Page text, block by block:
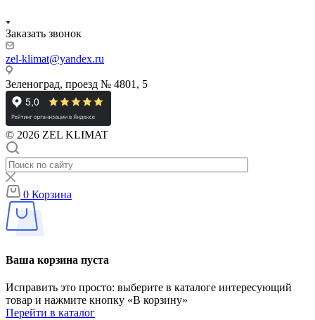
Заказать звонок
zel-klimat@yandex.ru
Зеленоград, проезд № 4801, 5
© 2026 ZEL KLIMAT
0 Корзина
Ваша корзина пуста
Исправить это просто: выберите в каталоге интересующий
товар и нажмите кнопку «В корзину»
Перейти в каталог